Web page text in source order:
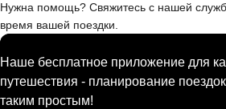
Нужна помощь? Свяжитесь с нашей
время вашей поездки.
Наше бесплатное приложение для
путешествия - планирование
таким простым!